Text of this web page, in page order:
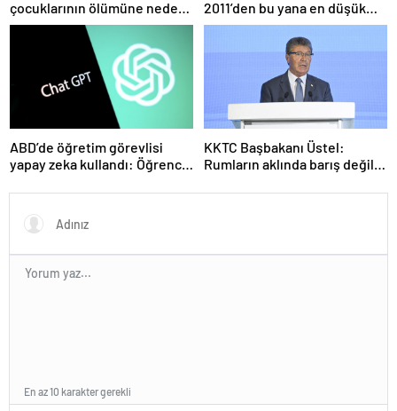
çocuklarının ölümüne neden
olmuştu! Yeni görüntüler
2011’den bu yana en düşük
seviyede
ABD’de öğretim görevlisi
yapay zeka kullandı: Öğrenci
KKTC Başbakanı Üstel:
Rumların aklında barış değil
En az 10 karakter gerekli